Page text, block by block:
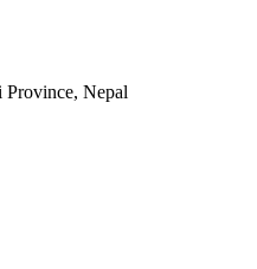
Province, Nepal